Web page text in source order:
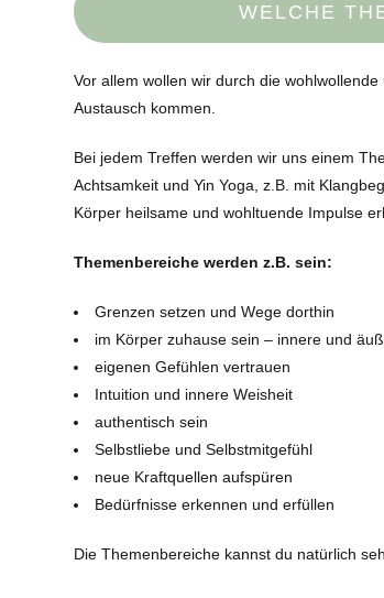
WELCHE
Vor allem wollen wir durch die
Austausch kommen.
Bei jedem Treffen werden wir uns einem
Achtsamkeit und Yin Yoga, z.B. mit
Körper heilsame und wohltuende Impulse
Themenbereiche werden z.B. sein:
Grenzen setzen und Wege dorthin
im Körper zuhause sein – innere und
eigenen Gefühlen vertrauen
Intuition und innere Weisheit
authentisch sein
Selbstliebe und Selbstmitgefühl
neue Kraftquellen aufspüren
Bedürfnisse erkennen und erfüllen
Die Themenbereiche kannst du natürlich